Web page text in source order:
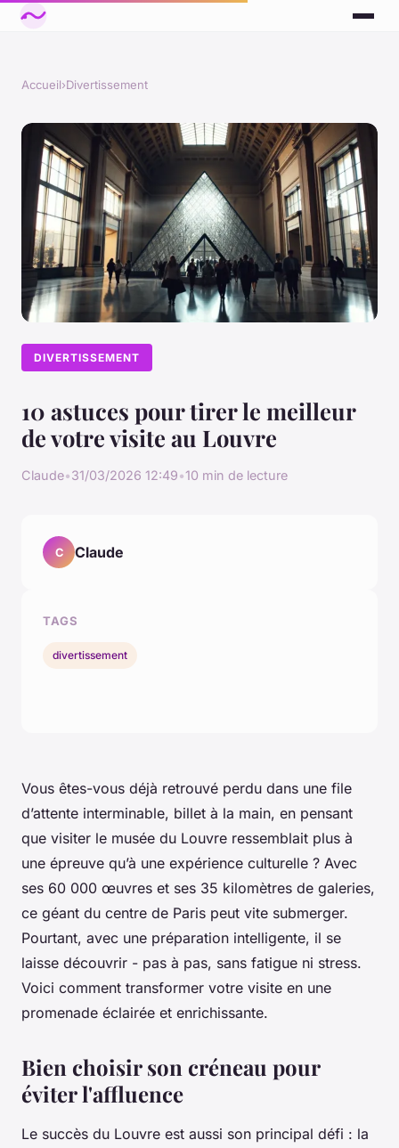
Accueil›Divertissement
DIVERTISSEMENT
10 astuces pour tirer le meilleur
de votre visite au Louvre
Claude•31/03/2026 12:49•10 min de lecture
Vous êtes-vous déjà retrouvé perdu dans une file
d’attente interminable, billet à la main, en pensant
que visiter le musée du Louvre ressemblait plus à
une épreuve qu’à une expérience culturelle ? Avec
ses 60 000 œuvres et ses 35 kilomètres de galeries,
ce géant du centre de Paris peut vite submerger.
Pourtant, avec une préparation intelligente, il se
laisse découvrir - pas à pas, sans fatigue ni stress.
Voici comment transformer votre visite en une
promenade éclairée et enrichissante.
Bien choisir son créneau pour
éviter l'affluence
Le succès du Louvre est aussi son principal défi : la
C Claude
TAGS
divertissement